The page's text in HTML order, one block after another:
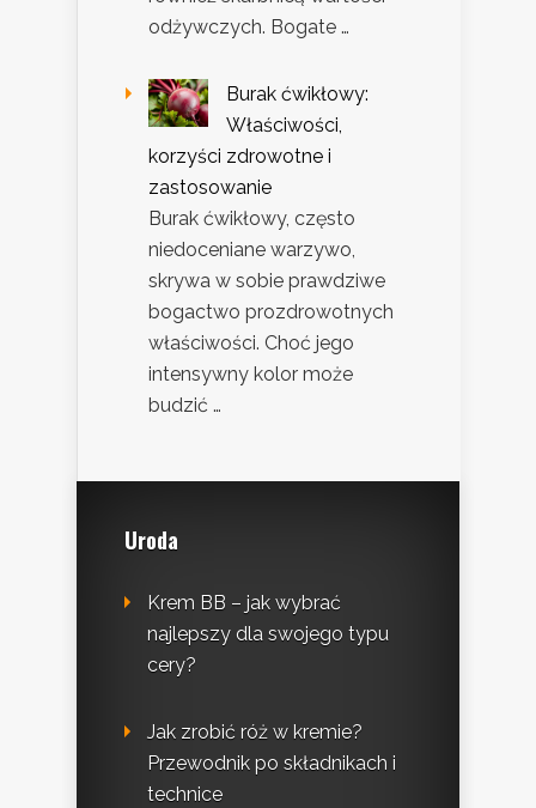
odżywczych. Bogate …
Burak ćwikłowy:
Właściwości,
korzyści zdrowotne i
zastosowanie
Burak ćwikłowy, często
niedoceniane warzywo,
skrywa w sobie prawdziwe
bogactwo prozdrowotnych
właściwości. Choć jego
intensywny kolor może
budzić …
Uroda
Krem BB – jak wybrać
najlepszy dla swojego typu
cery?
Jak zrobić róż w kremie?
Przewodnik po składnikach i
technice